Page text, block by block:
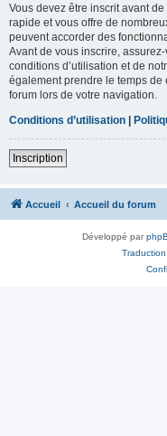
Vous devez être inscrit avant
rapide et vous offre de
peuvent accorder des
Avant de vous inscrire,
conditions d’utilisation et de
également prendre le temps de
forum lors de votre navigation.
Conditions d’utilisation |
Inscription
Accueil Accueil du forum
Développé par